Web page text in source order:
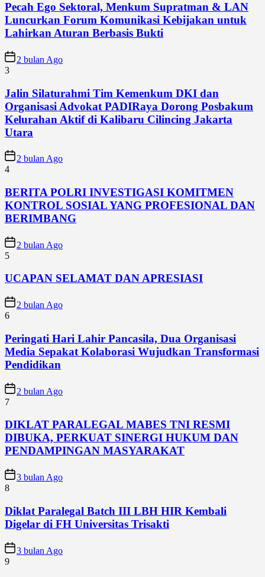
Pecah Ego Sektoral, Menkum Supratman & LAN
Luncurkan Forum Komunikasi Kebijakan untuk
Lahirkan Aturan Berbasis Bukti
2 bulan Ago
3
Jalin Silaturahmi Tim Kemenkum DKI dan
Organisasi Advokat PADIRaya Dorong Posbakum
Kelurahan Aktif di Kalibaru Cilincing Jakarta
Utara
2 bulan Ago
4
BERITA POLRI INVESTIGASI KOMITMEN
KONTROL SOSIAL YANG PROFESIONAL DAN
BERIMBANG
2 bulan Ago
5
UCAPAN SELAMAT DAN APRESIASI
2 bulan Ago
6
Peringati Hari Lahir Pancasila, Dua Organisasi
Media Sepakat Kolaborasi Wujudkan Transformasi
Pendidikan
2 bulan Ago
7
DIKLAT PARALEGAL MABES TNI RESMI
DIBUKA, PERKUAT SINERGI HUKUM DAN
PENDAMPINGAN MASYARAKAT
3 bulan Ago
8
Diklat Paralegal Batch III LBH HIR Kembali
Digelar di FH Universitas Trisakti
3 bulan Ago
9